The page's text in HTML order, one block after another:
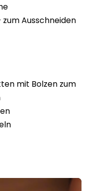
Ausschneiden
mit Bolzen zum